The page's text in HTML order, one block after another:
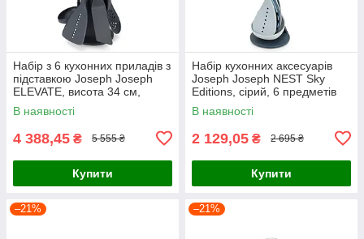
Набір з 6 кухонних приладів з
підставкою Joseph Joseph
ELEVATE, висота 34 см,
сірий, 7 предметів (10525)
В наявності
4 388,45 ₴ 5 555 ₴
Купити
Набір кухонних аксесуарів
Joseph Joseph NEST Sky
Editions, сірий, 6 предметів
(10526)
В наявності
2 129,05 ₴ 2 695 ₴
Купити
–21% –21%